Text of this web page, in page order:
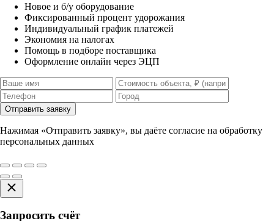
Новое и б/у оборудование
Фиксированный процент удорожания
Индивидуальный график платежей
Экономия на налогах
Помощь в подборе поставщика
Оформление онлайн через ЭЦП
Отправить заявку
Нажимая «Отправить заявку», вы даёте согласие на обработку
персональных данных
Запросить счёт